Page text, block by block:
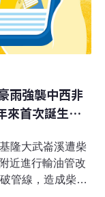
雨強襲中西非
來首次誕生海
隆大武崙溪遭柴
近進行輸油管改
管線，造成柴油